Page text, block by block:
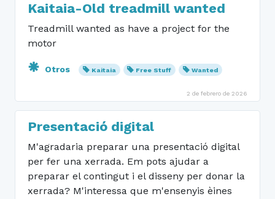
Kaitaia-Old treadmill wanted
Treadmill wanted as have a project for the
motor
Otros Kaitaia Free Stuff Wanted
2 de febrero de 2026
Presentació digital
M'agradaria preparar una presentació digital
per fer una xerrada. Em pots ajudar a
preparar el contingut i el disseny per donar la
xerrada? M'interessa que m'ensenyis èines